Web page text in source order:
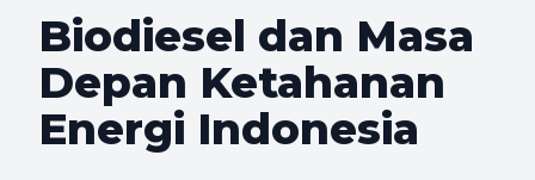
Biodiesel dan Masa
Depan Ketahanan
Energi Indonesia